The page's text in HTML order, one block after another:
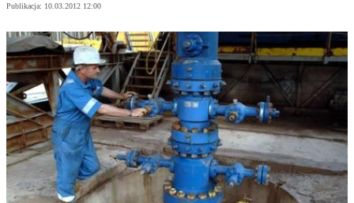
Publikacja: 10.03.2012 12:00